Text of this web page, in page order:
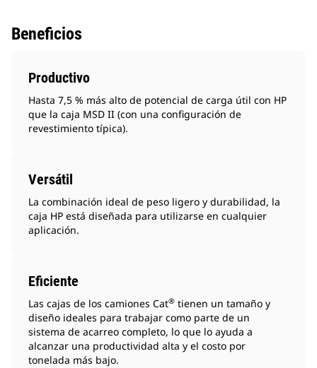
Beneficios
Productivo
Hasta 7,5 % más alto de potencial de carga útil con HP
que la caja MSD II (con una configuración de
revestimiento típica).
Versátil
La combinación ideal de peso ligero y durabilidad, la
caja HP está diseñada para utilizarse en cualquier
aplicación.
Eficiente
Las cajas de los camiones Cat® tienen un tamaño y
diseño ideales para trabajar como parte de un
sistema de acarreo completo, lo que lo ayuda a
alcanzar una productividad alta y el costo por
tonelada más bajo.